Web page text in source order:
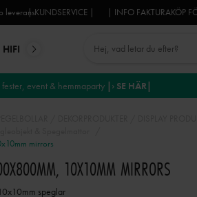
leverans| KUNDSERVICE | | INFO FAKTURAKÖP
MIKROFONER DJ-UTRUSTNING
event & hemmaparty |› SE HÄR|
mirrors
10X10MM MIRRORS
speglar